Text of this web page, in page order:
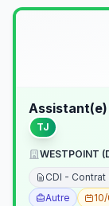
TJ
WESTPOINT
CDI -
Autre